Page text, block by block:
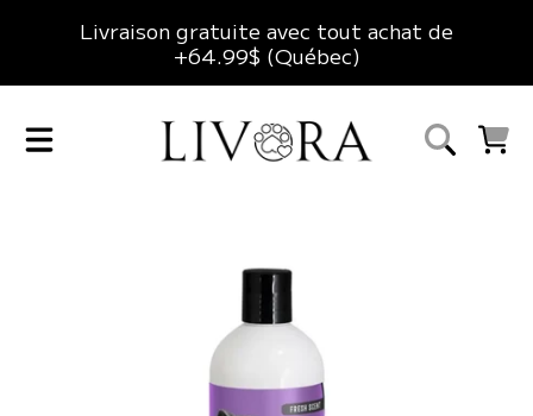
ALLER AU CONTENU
Livraison gratuite avec tout achat de
+64.99$ (Québec)